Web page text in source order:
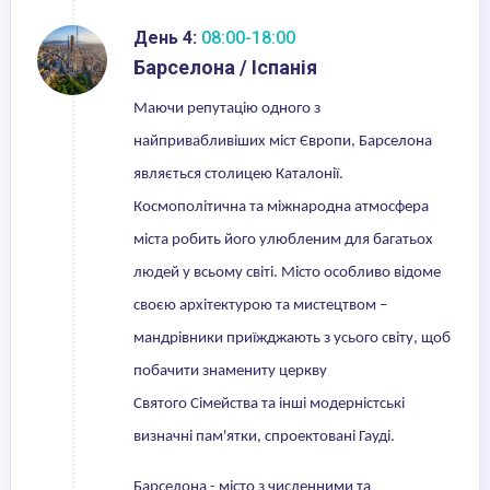
День 4: 08:00-18:00
Барселона / Іспанія
Маючи репутацію одного з
найпривабливіших міст Європи, Барселона
являється столицею Каталонії.
Космополітична та міжнародна атмосфера
міста робить його улюбленим для багатьох
людей у всьому світі. Місто особливо відоме
своєю архітектурою та мистецтвом –
мандрівники приїжджають з усього світу, щоб
побачити знамениту церкву
Святого Сімейства та інші модерністські
визначні пам'ятки, спроектовані Гауді.